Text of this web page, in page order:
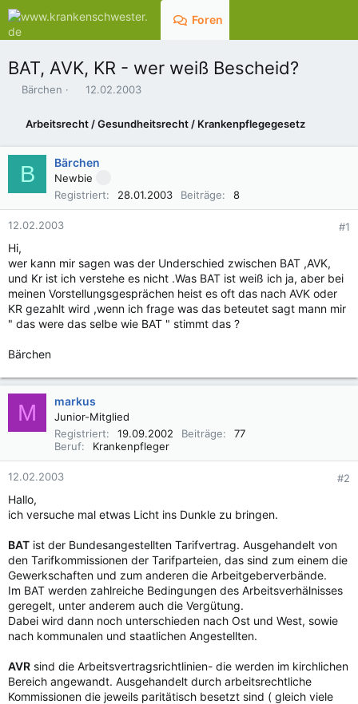
Foren
BAT, AVK, KR - wer weiß Bescheid?
E
e
Bärchen
E
t
e
l
l
12.02.2003
Arbeitsrecht / Gesundheitsrecht / Krankenpflegegesetz
B Bärchen
Newbie
Registriert
28.01.2003 Beiträge 8
12.02.2003 #1
Hi,
wer kann mir sagen was der Underschied zwischen BAT ,AVK,
und Kr ist ich verstehe es nicht .Was BAT ist weiß ich ja, aber bei
meinen Vorstellungsgesprächen heist es oft das nach AVK oder
KR gezahlt wird ,wenn ich frage was das beteutet sagt mann mir
" das were das selbe wie BAT " stimmt das ?
Bärchen
M markus
Junior-Mitglied
Registriert
19.09.2002 Beiträge
77
Beruf
Krankenpfleger
12.02.2003 #2
Hallo,
ich versuche mal etwas Licht ins Dunkle zu bringen.
BAT ist der Bundesangestellten Tarifvertrag. Ausgehandelt von
den Tarifkommissionen der Tarifparteien, das sind zum einem die
Gewerkschaften und zum anderen die Arbeitgeberverbände.
Im BAT werden zahlreiche Bedingungen des Arbeitsverhälnisses
geregelt, unter anderem auch die Vergütung.
Dabei wird dann noch unterschieden nach Ost und West, sowie
nach kommunalen und staatlichen Angestellten.
AVR sind die Arbeitsvertragsrichtlinien- die werden im kirchlichen
Bereich angewandt. Ausgehandelt durch arbeitsrechtliche
Kommissionen die jeweils paritätisch besetzt sind ( gleich viele